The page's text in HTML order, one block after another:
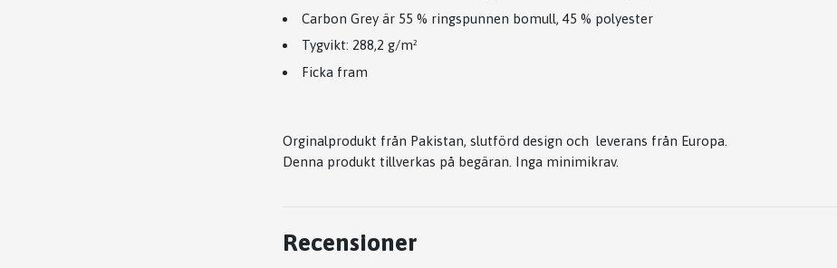
Carbon Grey är 55 % ringspunnen bomull, 45 % polyester
Tygvikt: 288,2 g/m²
Ficka fram
Orginalprodukt från Pakistan, slutförd design och leverans från Europa.
Denna produkt tillverkas på begäran. Inga minimikrav.
Recensioner